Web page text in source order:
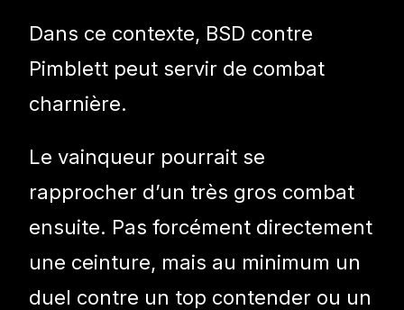
Dans ce contexte, BSD contre
Pimblett peut servir de combat
charnière.
Le vainqueur pourrait se
rapprocher d’un très gros combat
ensuite. Pas forcément directement
une ceinture, mais au minimum un
duel contre un top contender ou un